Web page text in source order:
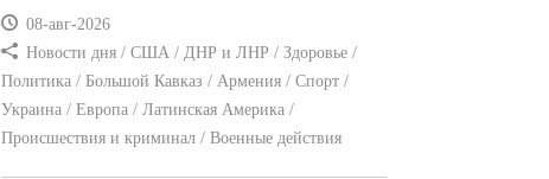
08-авг-2026
Новости дня / США / ДНР и ЛНР / Здоровье /
Политика / Большой Кавказ / Армения / Спорт /
Украина / Европа / Латинская Америка /
Происшествия и криминал / Военные действия